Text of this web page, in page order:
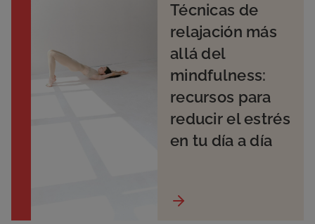
Técnicas de
relajación más
allá del
mindfulness:
recursos para
reducir el estrés
en tu día a día